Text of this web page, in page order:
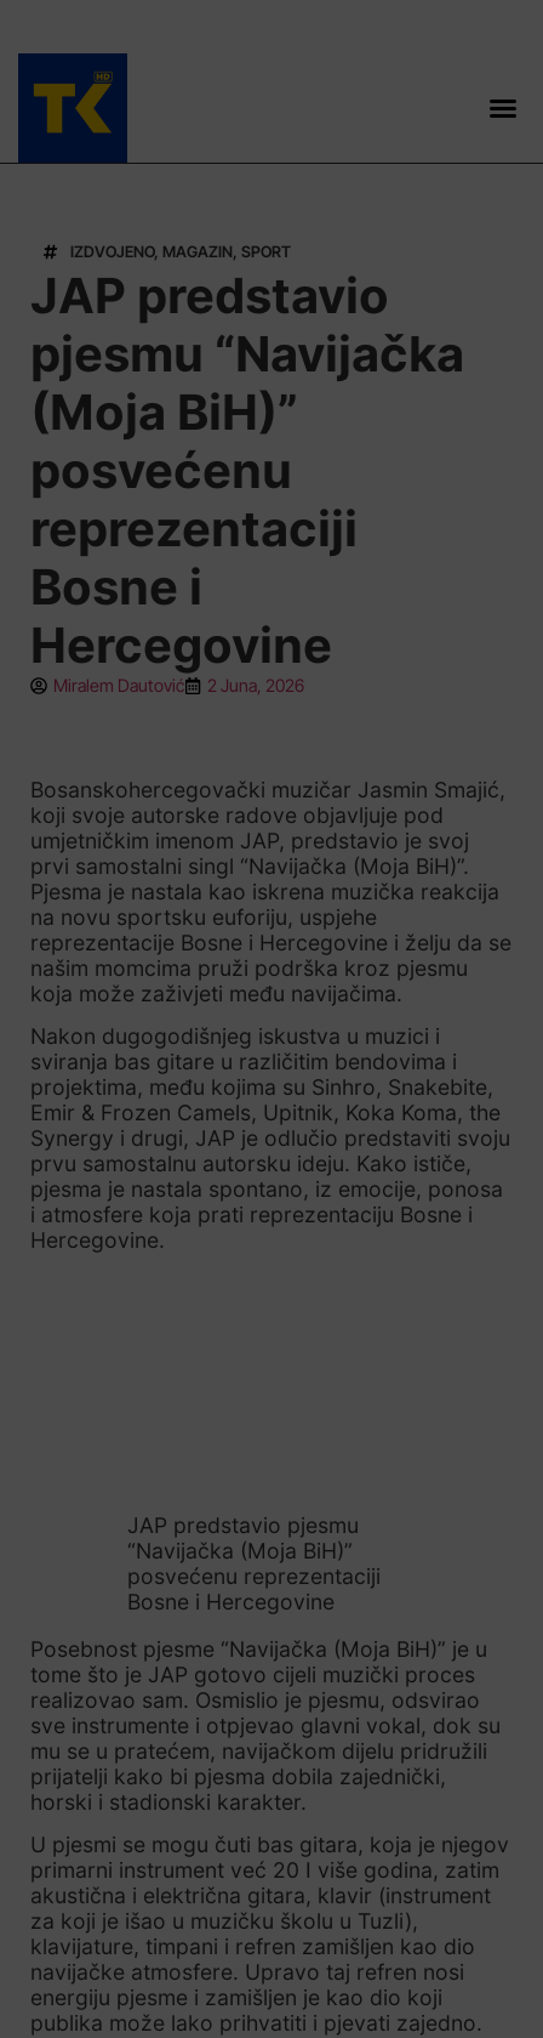
IZDVOJENO, MAGAZIN, SPORT
JAP predstavio
pjesmu “Navijačka
(Moja BiH)”
posvećenu
reprezentaciji
Bosne i
Hercegovine
Miralem Dautović 2 Juna, 2026
Bosanskohercegovački muzičar Jasmin Smajić,
koji svoje autorske radove objavljuje pod
umjetničkim imenom JAP, predstavio je svoj
prvi samostalni singl “Navijačka (Moja BiH)”.
Pjesma je nastala kao iskrena muzička reakcija
na novu sportsku euforiju, uspjehe
reprezentacije Bosne i Hercegovine i želju da se
našim momcima pruži podrška kroz pjesmu
koja može zaživjeti među navijačima.
Nakon dugogodišnjeg iskustva u muzici i
sviranja bas gitare u različitim bendovima i
projektima, među kojima su Sinhro, Snakebite,
Emir & Frozen Camels, Upitnik, Koka Koma, the
Synergy i drugi, JAP je odlučio predstaviti svoju
prvu samostalnu autorsku ideju. Kako ističe,
pjesma je nastala spontano, iz emocije, ponosa
i atmosfere koja prati reprezentaciju Bosne i
Hercegovine.
JAP predstavio pjesmu
“Navijačka (Moja BiH)”
posvećenu reprezentaciji
Bosne i Hercegovine
Posebnost pjesme “Navijačka (Moja BiH)” je u
tome što je JAP gotovo cijeli muzički proces
realizovao sam. Osmislio je pjesmu, odsvirao
sve instrumente i otpjevao glavni vokal, dok su
mu se u pratećem, navijačkom dijelu pridružili
prijatelji kako bi pjesma dobila zajednički,
horski i stadionski karakter.
U pjesmi se mogu čuti bas gitara, koja je njegov
primarni instrument već 20 I više godina, zatim
akustična i električna gitara, klavir (instrument
za koji je išao u muzičku školu u Tuzli),
klavijature, timpani i refren zamišljen kao dio
navijačke atmosfere. Upravo taj refren nosi
energiju pjesme i zamišljen je kao dio koji
publika može lako prihvatiti i pjevati zajedno.